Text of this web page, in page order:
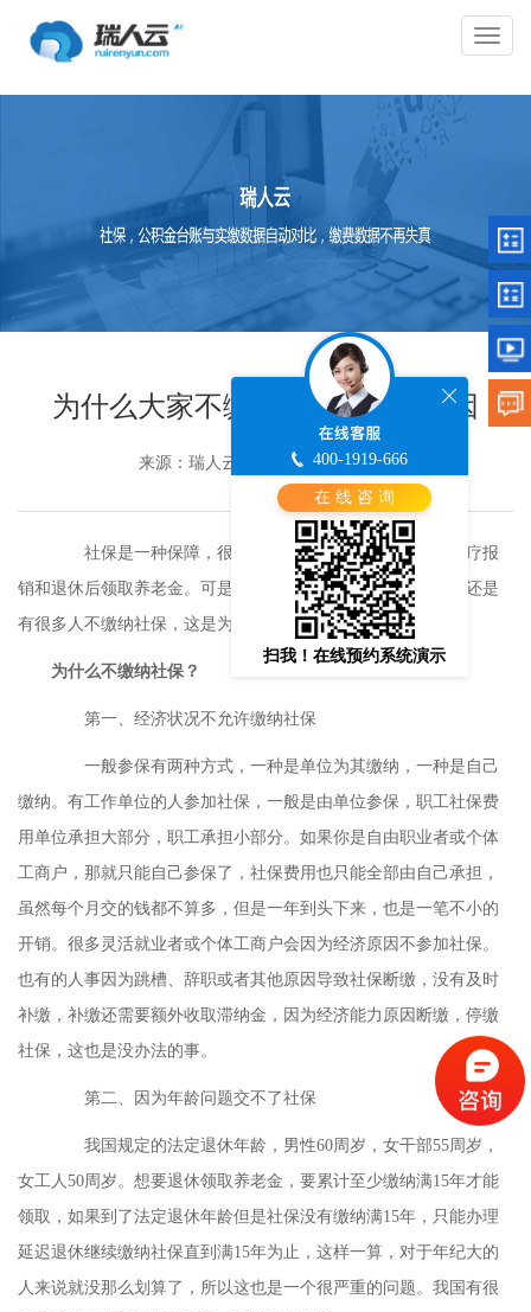
导
航
为什么大家不缴纳社保的几大原因
来源：瑞人云 时间 ：2019-06-18
社保是一种保障，很多人参加社保是为了可以享用医疗报
销和退休后领取养老金。可是，在大面积普及社保知识之下，还是
有很多人不缴纳社保，这是为什么呢?有什么原因呢?
为什么不缴纳社保？
第一、经济状况不允许缴纳社保
一般参保有两种方式，一种是单位为其缴纳，一种是自己
缴纳。有工作单位的人参加社保，一般是由单位参保，职工社保费
用单位承担大部分，职工承担小部分。如果你是自由职业者或个体
工商户，那就只能自己参保了，社保费用也只能全部由自己承担，
虽然每个月交的钱都不算多，但是一年到头下来，也是一笔不小的
开销。很多灵活就业者或个体工商户会因为经济原因不参加社保。
也有的人事因为跳槽、辞职或者其他原因导致社保断缴，没有及时
补缴，补缴还需要额外收取滞纳金，因为经济能力原因断缴，停缴
社保，这也是没办法的事。
第二、因为年龄问题交不了社保
我国规定的法定退休年龄，男性60周岁，女干部55周岁，
女工人50周岁。想要退休领取养老金，要累计至少缴纳满15年才能
领取，如果到了法定退休年龄但是社保没有缴纳满15年，只能办理
延迟退休继续缴纳社保直到满15年为止，这样一算，对于年纪大的
人来说就没那么划算了，所以这也是一个很严重的问题。我国有很
400-1919-666
在 线 咨 询
扫我！在线预约系统演示